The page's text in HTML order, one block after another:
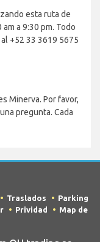
esta ruta de
a 9:30 pm. Todo
+52 33 3619 5675
Minerva. Por favor,
pregunta. Cada
Traslados
Parking
Prividad
Map de